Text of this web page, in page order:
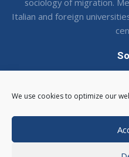
We use cookies to optimize our
sociology of migration.
Italian and foreign